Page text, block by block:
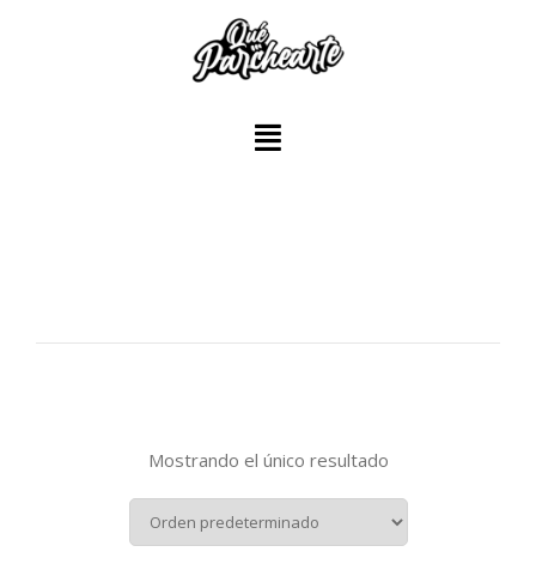
Mostrando el único resultado